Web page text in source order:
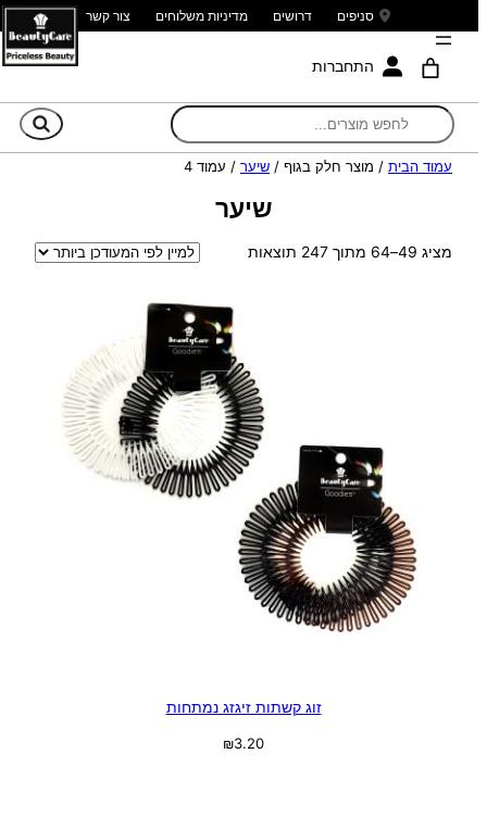
סניפים דרושים מדיניות משלוחים צור קשר
התחברות
עמוד הבית / מוצר חלק בגוף / שיער / עמוד 4
שיער
מציג 49–64 מתוך 247 תוצאות
ממוין
העדכני
ביותר
זוג קשתות זיגזג נמתחות
₪3.20